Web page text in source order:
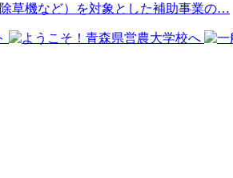
草機など）を対象とした補助事業の…